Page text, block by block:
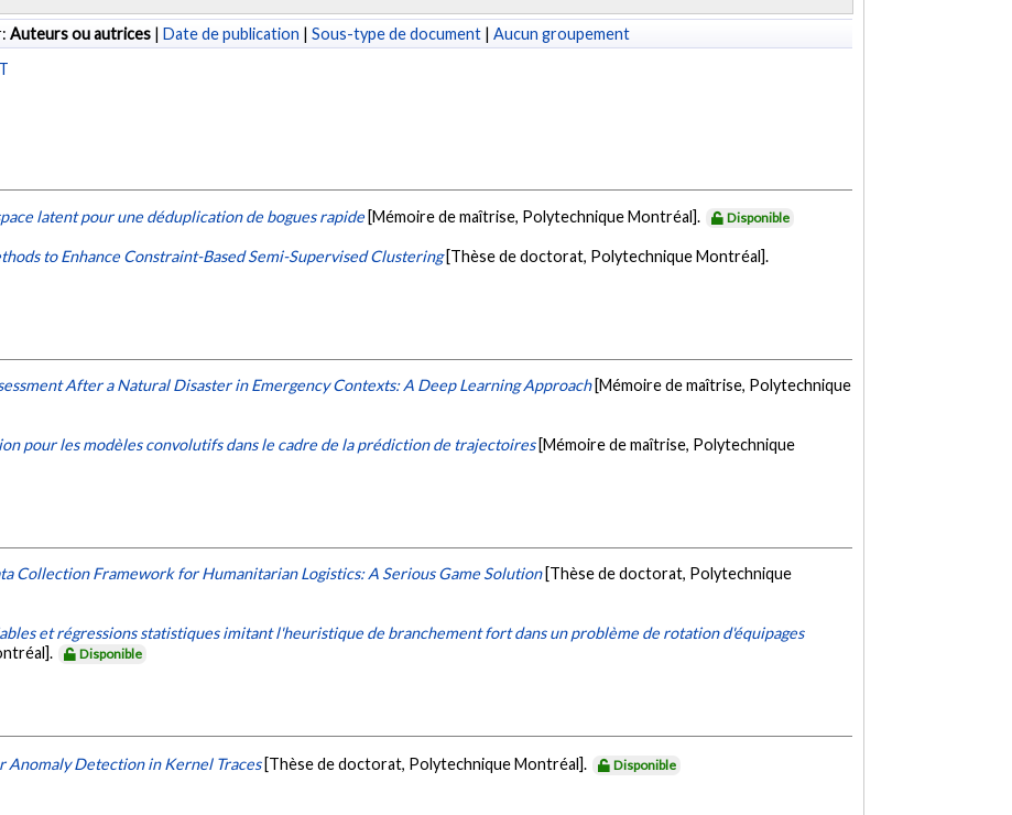
Auteurs ou autrices | Date de publication | Sous-type de document | Aucun groupement
T
latent pour une déduplication de bogues rapide [Mémoire de maîtrise, Polytechnique Montréal]. Disponible
to Enhance Constraint-Based Semi-Supervised Clustering [Thèse de doctorat, Polytechnique Montréal].
After a Natural Disaster in Emergency Contexts: A Deep Learning Approach [Mémoire de maîtrise, Polytechnique
pour les modèles convolutifs dans le cadre de la prédiction de trajectoires [Mémoire de maîtrise, Polytechnique
Collection Framework for Humanitarian Logistics: A Serious Game Solution [Thèse de doctorat, Polytechnique
et régressions statistiques imitant l'heuristique de branchement fort dans un problème de rotation d'équipages
Disponible
Anomaly Detection in Kernel Traces [Thèse de doctorat, Polytechnique Montréal]. Disponible